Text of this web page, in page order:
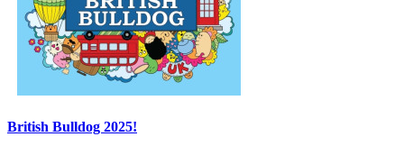
British Bulldog 2025!